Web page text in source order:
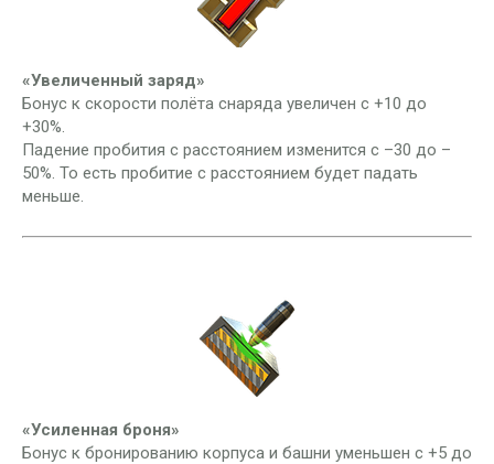
«Увеличенный заряд»
Бонус к скорости полёта снаряда увеличен с +10 до
+30%.
Падение пробития с расстоянием изменится с –30 до –
50%. То есть пробитие с расстоянием будет падать
меньше.
«Усиленная броня»
Бонус к бронированию корпуса и башни уменьшен с +5 до